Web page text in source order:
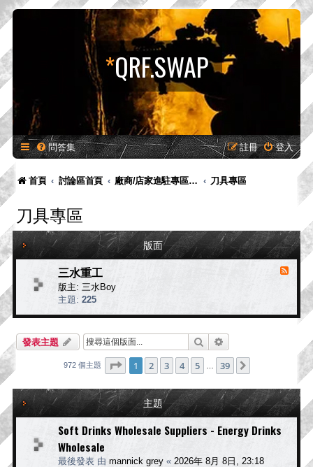
*QRF.SWAP
問答集 登入
註冊
首頁 討論區首頁 廠商/店家進駐專區-供廠商-供廠商/店家發布新品預告、產品消息，嚴禁販售！ 刀具專區
刀具專區
版面
-
三水重工
版主: 三水Boy
主題: 225
發表主題 搜尋
972 個主題 第 1 頁 (共39 頁)
1 2 3 4 5 39
主題
Soft Drinks Wholesale Suppliers - Energy Drinks
Wholesale
最後發表 由 mannick grey « 2026年 8月 8日, 23:18